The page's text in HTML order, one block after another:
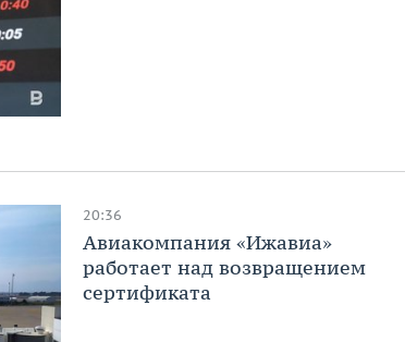
20:36
Авиакомпания «Ижавиа»
работает над возвращением
сертификата